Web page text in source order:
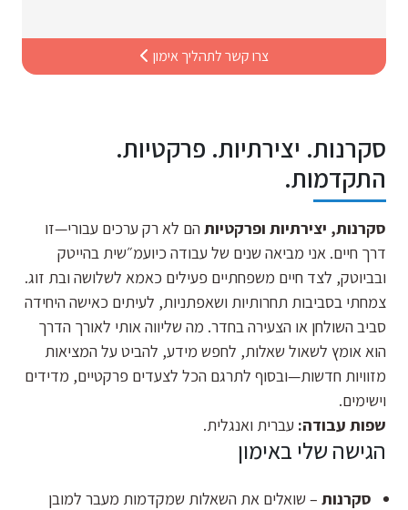
צרו קשר לתהליך אימון
סקרנות. יצירתיות. פרקטיות.
התקדמות.
סקרנות, יצירתיות ופרקטיותהם לא רק ערכים עבורי—זו
דרך חיים. אני מביאה שנים של עבודה כיועמ״שית בהייטק
ובביוטק, לצד חיים משפחתיים פעילים כאמא לשלושה ובת זוג.
צמחתי בסביבות תחרותיות ושאפתניות, לעיתים כאישה היחידה
סביב השולחן או הצעירה בחדר. מה שליווה אותי לאורך הדרך
הוא אומץ לשאול שאלות, לחפש מידע, להביט על המציאות
מזוויות חדשות—ובסוף לתרגם הכל לצעדים פרקטיים, מדידים
וישימים.
שפות עבודה: עברית ואנגלית.
הגישה שלי באימון
סקרנות – שואלים את השאלות שמקדמות מעבר למובן